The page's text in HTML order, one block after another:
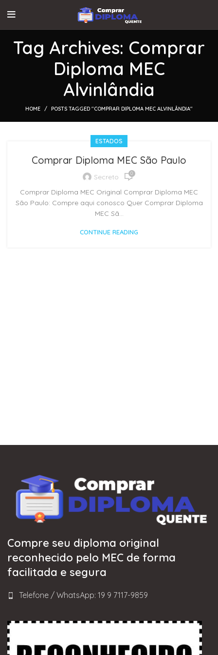
Tag Archives: Comprar
Diploma MEC
Alvinlândia
HOME POSTS TAGGED "COMPRAR DIPLOMA MEC ALVINLÂNDIA"
ESTADOS
Comprar Diploma MEC São Paulo
Secreto 0
Comprar Diploma MEC Original Comprar Diploma MEC
São Paulo: Compre aqui conosco Quer Comprar Diploma
MEC Sã...
CONTINUE READING
Compre seu diploma original
reconhecido pelo MEC de forma
facilitada e segura
Telefone / WhatsApp: 19 9 7117-9859